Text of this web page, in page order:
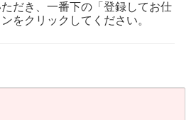
だき、一番下の「登録してお仕
をクリックしてください。